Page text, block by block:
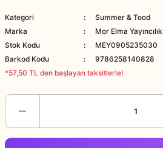
Kategori
Summer & Tood
Marka
Mor Elma Yayıncılık
Stok Kodu
MEY0905235030
Barkod Kodu
9786258140828
*57,50 TL den başlayan taksitlerle!